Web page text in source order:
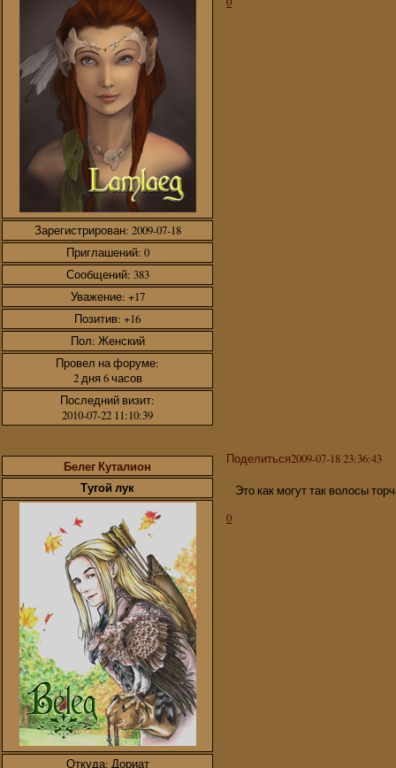
Зарегистрирован: 2009-07-18
Приглашений: 0
Сообщений: 383
Уважение: +17
Позитив: +16
Пол: Женский
Провел на форуме:
2 дня 6 часов
Последний визит:
2010-07-22 11:10:39
Поделиться2009-07-18 23:36:43
Белег Куталион
Тугой лук
Откуда: Дориат
Это как могут так волосы
0